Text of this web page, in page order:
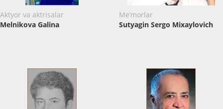
Aktyor va aktrisalar
Melnikova Galina
Me’morlar
Sutyagin Sergo Mixaylovich